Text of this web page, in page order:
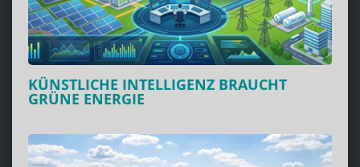
KÜNSTLICHE INTELLIGENZ BRAUCHT
GRÜNE ENERGIE